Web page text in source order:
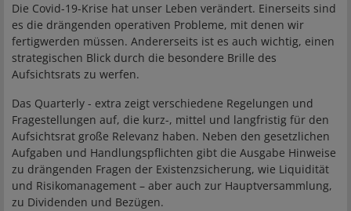
Die Covid-19-Krise hat unser Leben verändert. Einerseits sind
es die drängenden operativen Probleme, mit denen wir
fertigwerden müssen. Andererseits ist es auch wichtig, einen
strategischen Blick durch die besondere Brille des
Aufsichtsrats zu werfen.
Das Quarterly - extra zeigt verschiedene Regelungen und
Fragestellungen auf, die kurz-, mittel und langfristig für den
Aufsichtsrat große Relevanz haben. Neben den gesetzlichen
Aufgaben und Handlungspflichten gibt die Ausgabe Hinweise
zu drängenden Fragen der Existenzsicherung, wie Liquidität
und Risikomanagement – aber auch zur Hauptversammlung,
zu Dividenden und Bezügen.